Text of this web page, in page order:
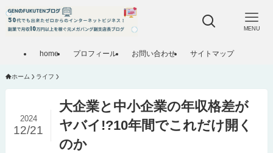
MENU
home プロフィール お問い合わせ サイトマップ
ホーム ライフ
大企業と中小企業の年収格差が
ヤバイ!?10年間でこれだけ開く
のか
2024
12/21